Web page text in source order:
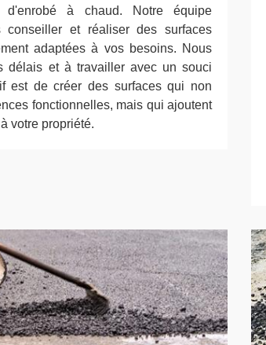
à chaud. Notre équipe
et réaliser des surfaces
adaptées à vos besoins. Nous
délais et à travailler avec un souci
est de créer des surfaces qui non
fonctionnelles, mais qui ajoutent
votre propriété.